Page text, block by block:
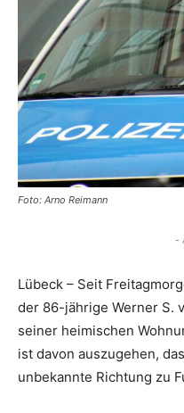
Foto: Arno Reimann
-
Lübeck – Seit
der 86-jährige Werner S.
seiner heimischen
ist davon auszugehen,
unbekannte Richtung zu